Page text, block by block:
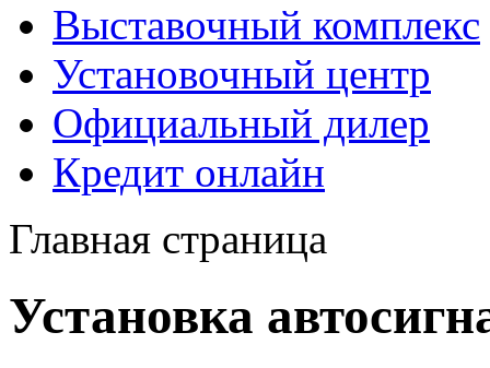
Выставочный комплекс
Установочный центр
Официальный дилер
Кредит онлайн
Главная страница
Установка